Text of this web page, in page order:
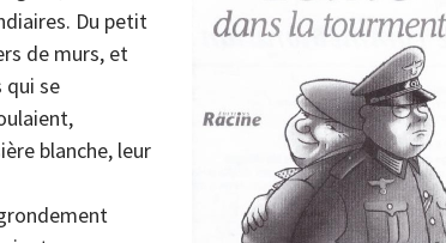
Du petit
de murs, et
qui se
blanche, leur